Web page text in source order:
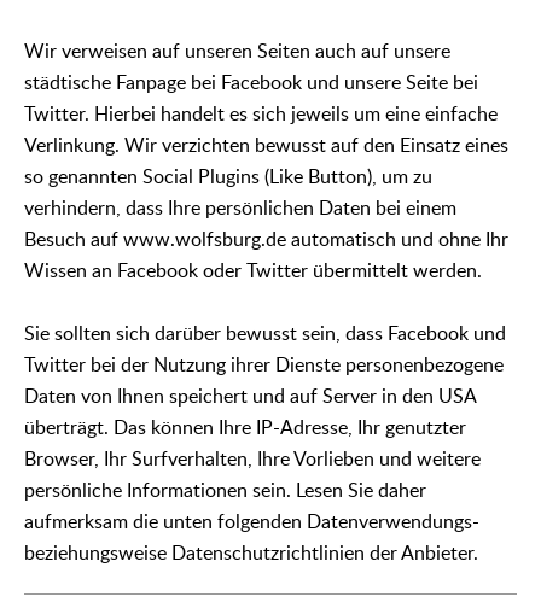
Wir verweisen auf unseren Seiten auch auf unsere
städtische Fanpage bei Facebook und unsere Seite bei
Twitter. Hierbei handelt es sich jeweils um eine einfache
Verlinkung. Wir verzichten bewusst auf den Einsatz eines
so genannten Social Plugins (Like Button), um zu
verhindern, dass Ihre persönlichen Daten bei einem
Besuch auf www.wolfsburg.de automatisch und ohne Ihr
Wissen an Facebook oder Twitter übermittelt werden.
Sie sollten sich darüber bewusst sein, dass Facebook und
Twitter bei der Nutzung ihrer Dienste personenbezogene
Daten von Ihnen speichert und auf Server in den USA
überträgt. Das können Ihre IP-Adresse, Ihr genutzter
Browser, Ihr Surfverhalten, Ihre Vorlieben und weitere
persönliche Informationen sein. Lesen Sie daher
aufmerksam die unten folgenden Datenverwendungs-
beziehungsweise Datenschutzrichtlinien der Anbieter.